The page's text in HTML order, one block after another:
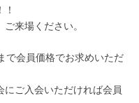
来場ください。
で会員価格でお求めいただ
ご入会いただければ会員